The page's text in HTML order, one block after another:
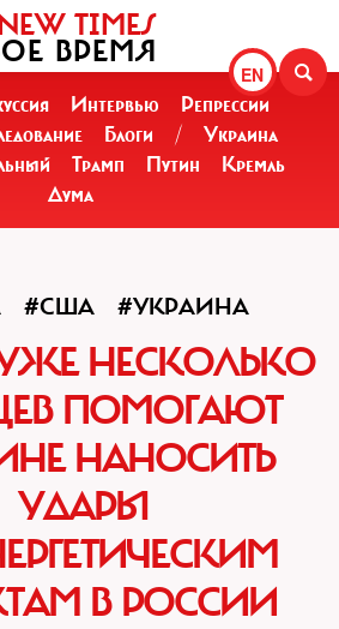
EN
TIMES
ВРЕМЯ
Интервью
Репрессии
Блоги /
Украина
Трамп Путин
Кремль
Дума
#США #УКРАИНА
УЖЕ НЕСКОЛЬКО
ПОМОГАЮТ
НАНОСИТЬ
УДАРЫ
В РОССИИ